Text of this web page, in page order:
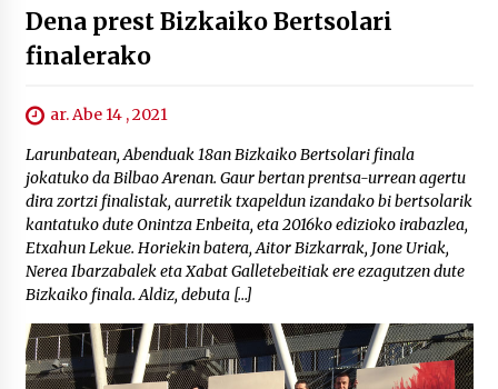
Dena prest Bizkaiko Bertsolari
finalerako
ar. Abe 14 , 2021
Larunbatean, Abenduak 18an Bizkaiko Bertsolari finala
jokatuko da Bilbao Arenan. Gaur bertan prentsa-urrean agertu
dira zortzi finalistak, aurretik txapeldun izandako bi bertsolarik
kantatuko dute Onintza Enbeita, eta 2016ko edizioko irabazlea,
Etxahun Lekue. Horiekin batera, Aitor Bizkarrak, Jone Uriak,
Nerea Ibarzabalek eta Xabat Galletebeitiak ere ezagutzen dute
Bizkaiko finala. Aldiz, debuta […]